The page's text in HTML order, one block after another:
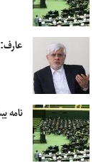
نامه بیش از ۲۴۰